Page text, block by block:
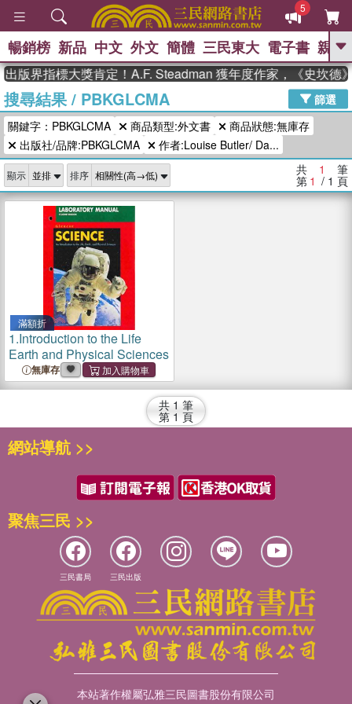
5
GO
熱搜： 高希均教授回憶錄
、 The Odyssey 、 父親節 、 如果歷
史是一群喵
、 暑期推薦 、 國際布克
獎 臺灣漫遊錄 、 方念華 、
登輝時代 、 數學女孩：黎曼猜想 、
偉大的迷走神經
暢銷榜 新品 中文 外文 簡體 三民東大 電子書 親子
版界指標大獎肯定！A.F. Steadman 獲年度作家，《史坎德
搜尋結果/ PBKGLCMA
篩選
關鍵字：PBKGLCMA
商品類型:外文書
商品狀態:無庫存
出版社/品牌:PBKGLCMA
作者:Louise Butler/ Da...
顯示 排序 共 1 筆
第 1 / 1 頁
滿額折
1.Introduction to the Life
Earth and Physical Sciences
無庫存
共 1 筆
第 1 頁
網站導航 >>
聚焦三民 >>
三民書局 三民出版
本站著作權屬弘雅三民圖書股份有限公司